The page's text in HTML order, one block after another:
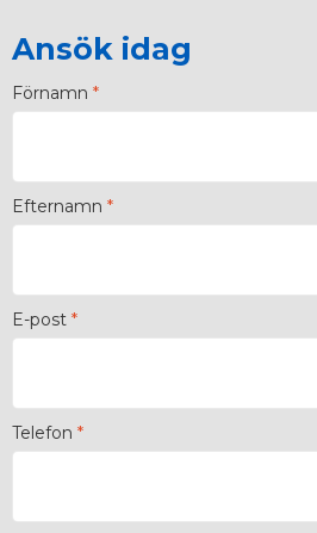
Ansök idag
Förnamn *
Efternamn *
E-post *
Telefon *